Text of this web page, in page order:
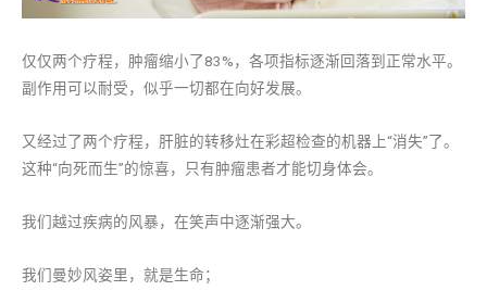
仅仅两个疗程，肿瘤缩小了83%，各项指标逐渐回落到正常水平。
副作用可以耐受，似乎一切都在向好发展。
又经过了两个疗程，肝脏的转移灶在彩超检查的机器上“消失”了。
这种“向死而生”的惊喜，只有肿瘤患者才能切身体会。
我们越过疾病的风暴，在笑声中逐渐强大。
我们曼妙风姿里，就是生命；